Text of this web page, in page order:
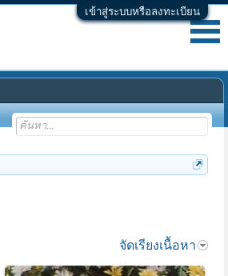
เข้าสู่ระบบหรือลงทะเบียน
จัดเรียงเนื้อหา